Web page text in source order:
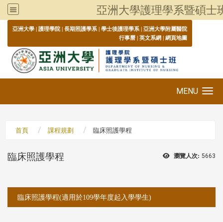
亞洲大學護理學系暨碩士
亞洲大學 | 護理學院 | 長期照護學系 | 學士後護理學系 | 亞洲大學附屬醫院
行事曆 | 英文系網 | 網頁地圖
MENU
首頁 課程規劃 臨床照護學程
瀏覽人次: 5663
臨床照護學程
臨床照護學程(適用於109學年度起入學學生)